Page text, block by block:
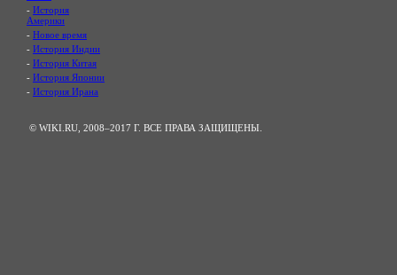
- История
Америки
- Новое время
- История Индии
- История Китая
- История Японии
- История Ирана
© WIKI.RU, 2008–2017 Г. ВСЕ ПРАВА ЗАЩИЩЕНЫ.